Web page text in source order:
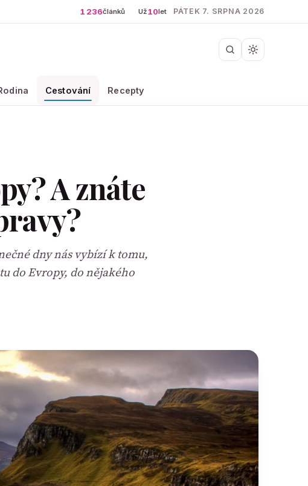
1 236článků Už10let PÁTEK 7. SRPNA 2026
Cestování Recepty
A znáte
dny nás vybízí k tomu,
do Evropy, do nějakého